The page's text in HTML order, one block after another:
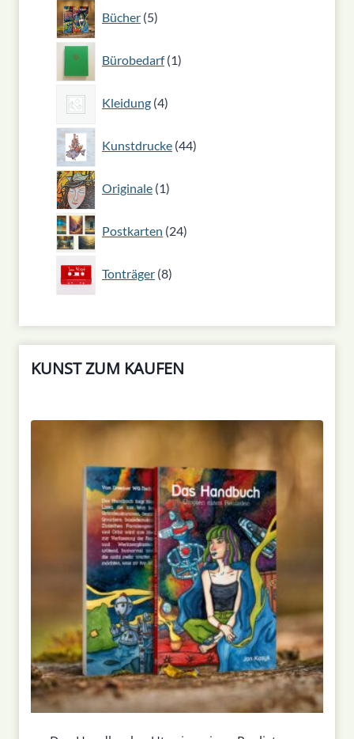
Bücher 5
5
Produkte
Bürobedarf 1
1
Produkt
Kleidung 4
4
Produkte
Kunstdrucke 44
44
Produkte
Originale 1
1
Produkt
Postkarten 24
24
Produkte
Tonträger 8
8
Produkte
KUNST ZUM KAUFEN